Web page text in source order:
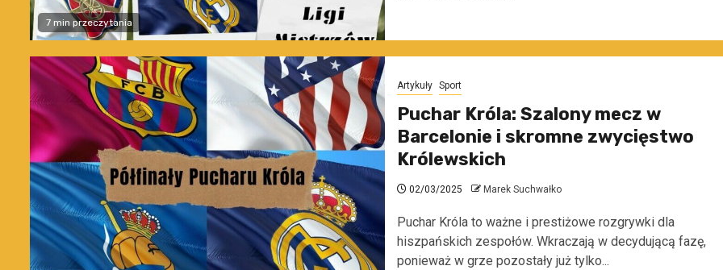
7 min przeczytania
Artykuły Sport
Puchar Króla: Szalony mecz w
Barcelonie i skromne zwycięstwo
Królewskich
02/03/2025 Marek Suchwałko
Puchar Króla to ważne i prestiżowe rozgrywki dla
hiszpańskich zespołów. Wkraczają w decydującą fazę,
ponieważ w grze pozostały już tylko...